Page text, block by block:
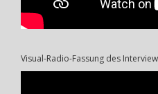
Visual-Radio-Fassung des